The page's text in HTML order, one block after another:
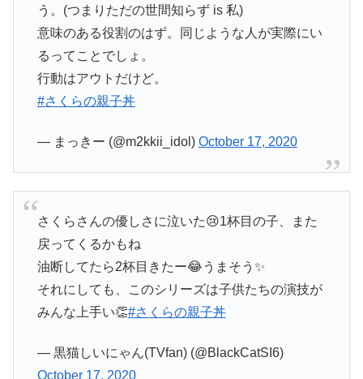
う。(つまりただの世間知らず is 私)
意味のある役割のはず。同じような人が実際にい
るってことでしょ。
行動はアウトだけど。
#さくらの親子丼
— まっきー (@m2kkii_idol) October 17, 2020
さくらさんの優しさに泣いた😢1杯目の子、また
戻ってくるかもね
油断してたら2杯目きたー😂うまそう✨
それにしても、このシリーズは子供たちの演技が
みんな上手い👏#さくらの親子丼
— 黒猫しいにゃん(TVfan) (@BlackCatSI6)
October 17, 2020